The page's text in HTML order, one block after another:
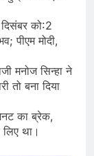
को:2
पीएम मोदी,
मनोज सिन्हा ने
तो बना दिया
का ब्रेक,
था।